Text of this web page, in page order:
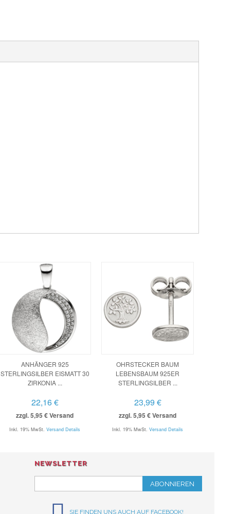
ANHÄNGER 925
STERLINGSILBER EISMATT 30
ZIRKONIA ...
22,16 €
zzgl. 5,95 € Versand
Inkl. 19% MwSt. Versand Details
OHRSTECKER BAUM
LEBENSBAUM 925ER
STERLINGSILBER ...
23,99 €
zzgl. 5,95 € Versand
Inkl. 19% MwSt. Versand Details
NEWSLETTER
ABONNIEREN
SIE FINDEN UNS AUCH AUF FACEBOOK!